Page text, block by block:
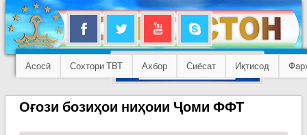
Асосӣ Сохтори ТВТ Ахбор Сиёсат Иқтисод
Оғози бозиҳои ниҳоии Ҷоми ФФТ